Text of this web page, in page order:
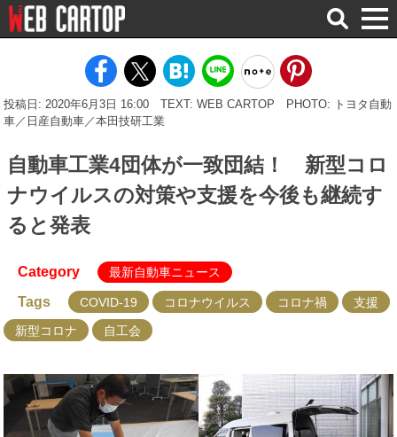
検
索
投稿日: 2020年6月3日 16:00 TEXT: WEB CARTOP
PHOTO: トヨタ自動
車／日産自動車／本田技研工業
自動車工業4団体が一致団結！ 新型コロ
ナウイルスの対策や支援を今後も継続す
ると発表
Category 最新自動車ニュース
Tags COVID-19 コロナウイルス コロナ禍
支援
新型コロナ
自工会